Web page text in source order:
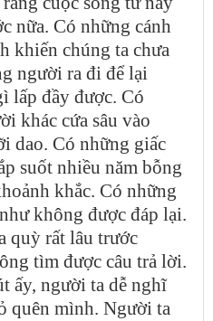
nữa. Có những cánh
khiến chúng ta chưa
người ra đi để lại
lấp đầy được. Có
khác cứa sâu vào
dao. Có những giấc
suốt nhiều năm bỗng
khắc. Có những
không được đáp lại.
quỳ rất lâu trước
tìm được câu trả lời.
ấy, người ta dễ nghĩ
quên mình. Người ta